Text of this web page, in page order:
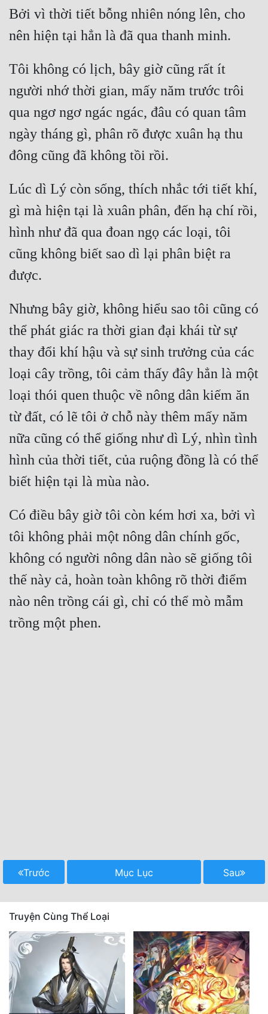
Đồng Nhân
Cẩu Đạo Trường Sinh
Ngự Thú
Truyện Nam
Truyện Nữ
Vô Địch Lưu
Xây Dựng Thế Lực
Đam Mỹ
Đẹp
Đẹp Hiệp
Cơ Trí
Sát Phạt Quyết Đoán
Bởi vì thời tiết bỗng nhiên nóng lên, cho
Tôi không có lịch, bây giờ cũng rất ít
người nhớ thời gian, mấy năm trước trôi
qua ngơ ngơ ngác ngác, đâu có quan tâm
ngày tháng gì, phân rõ được xuân hạ thu
Lúc dì Lý còn sống, thích nhắc tới tiết khí,
gì mà hiện tại là xuân phân, đến hạ chí rồi,
hình như đã qua đoan ngọ các loại, tôi
cũng không biết sao dì lại phân biệt ra
Nhưng bây giờ, không hiểu sao tôi cũng có
thể phát giác ra thời gian đại khái từ sự
thay đổi khí hậu và sự sinh trưởng của các
loại cây trồng, tôi cảm thấy đây hẳn là một
loại thói quen thuộc về nông dân kiếm ăn
từ đất, có lẽ tôi ở chỗ này thêm mấy năm
nữa cũng có thể giống như dì Lý, nhìn tình
hình của thời tiết, của ruộng đồng là có thể
Có điều bây giờ tôi còn kém hơi xa, bởi vì
tôi không phải một nông dân chính gốc,
không có người nông dân nào sẽ giống tôi
thế này cả, hoàn toàn không rõ thời điểm
nào nên trồng cái gì, chỉ có thể mò mẫm
Trước Mục Lục Sau
Truyện Cùng Thể Loại